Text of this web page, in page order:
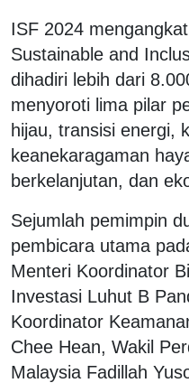
ISF 2024
Sustainable and
dihadiri lebih dari
menyoroti lima pilar
hijau, transisi energi,
keanekaragaman
berkelanjutan, dan
Sejumlah pemimpin
pembicara utama
Menteri Koordinator
Investasi Luhut B
Koordinator
Chee Hean, Wakil
Malaysia Fadillah